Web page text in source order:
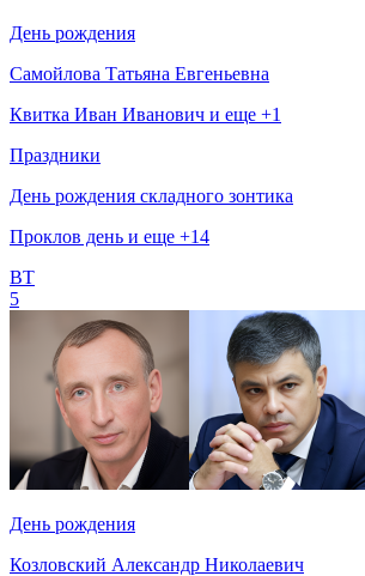
День рождения
Самойлова Татьяна Евгеньевна
Квитка Иван Иванович и еще +1
Праздники
День рождения складного зонтика
Проклов день и еще +14
ВТ
5
День рождения
Козловский Александр Николаевич